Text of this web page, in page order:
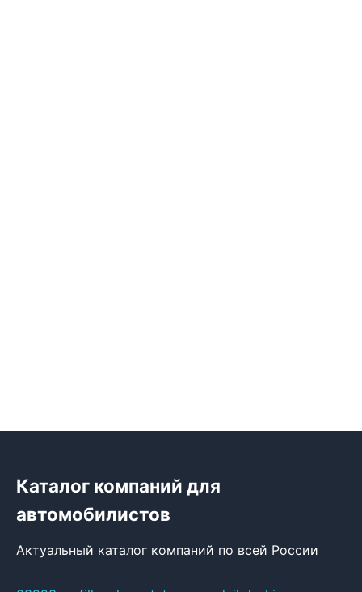
Каталог компаний для
автомобилистов
Актуальный каталог компаний по всей России